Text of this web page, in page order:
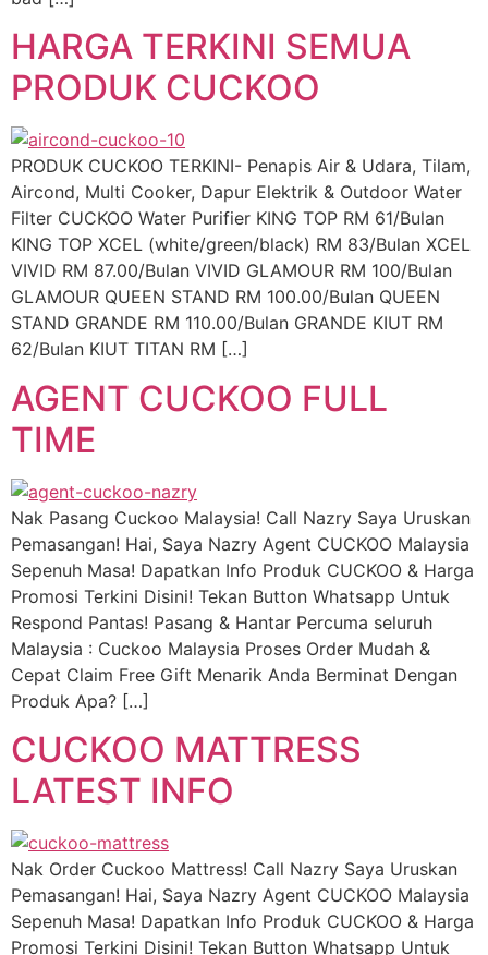
HARGA TERKINI SEMUA
PRODUK CUCKOO
PRODUK CUCKOO TERKINI- Penapis Air & Udara, Tilam,
Aircond, Multi Cooker, Dapur Elektrik & Outdoor Water
Filter CUCKOO Water Purifier KING TOP RM 61/Bulan
KING TOP XCEL (white/green/black) RM 83/Bulan XCEL
VIVID RM 87.00/Bulan VIVID GLAMOUR RM 100/Bulan
GLAMOUR QUEEN STAND RM 100.00/Bulan QUEEN
STAND GRANDE RM 110.00/Bulan GRANDE KIUT RM
62/Bulan KIUT TITAN RM […]
AGENT CUCKOO FULL
TIME
Nak Pasang Cuckoo Malaysia! Call Nazry Saya Uruskan
Pemasangan! Hai, Saya Nazry Agent CUCKOO Malaysia
Sepenuh Masa! Dapatkan Info Produk CUCKOO & Harga
Promosi Terkini Disini! Tekan Button Whatsapp Untuk
Respond Pantas! Pasang & Hantar Percuma seluruh
Malaysia : Cuckoo Malaysia Proses Order Mudah &
Cepat Claim Free Gift Menarik Anda Berminat Dengan
Produk Apa? […]
CUCKOO MATTRESS
LATEST INFO
Nak Order Cuckoo Mattress! Call Nazry Saya Uruskan
Pemasangan! Hai, Saya Nazry Agent CUCKOO Malaysia
Sepenuh Masa! Dapatkan Info Produk CUCKOO & Harga
Promosi Terkini Disini! Tekan Button Whatsapp Untuk